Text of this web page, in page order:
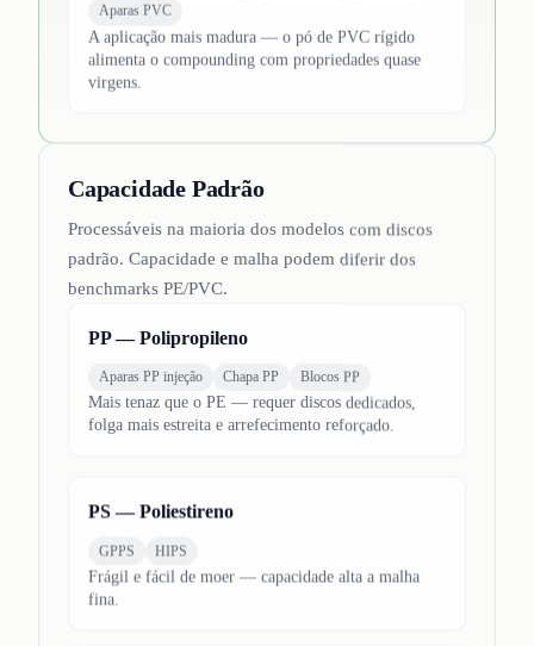
Aparas PVC
A aplicação mais madura — o pó de PVC rígido
alimenta o compounding com propriedades quase
virgens.
Capacidade Padrão
Processáveis na maioria dos modelos com discos
padrão. Capacidade e malha podem diferir dos
benchmarks PE/PVC.
PP — Polipropileno
Aparas PP injeção Chapa PP Blocos PP
Mais tenaz que o PE — requer discos dedicados,
folga mais estreita e arrefecimento reforçado.
PS — Poliestireno
GPPS HIPS
Frágil e fácil de moer — capacidade alta a malha
fina.